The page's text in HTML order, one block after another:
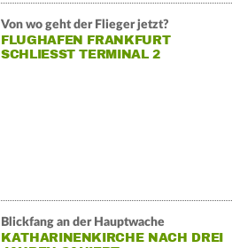
Von wo geht der Flieger jetzt?
FLUGHAFEN FRANKFURT
SCHLIESST TERMINAL 2
Blickfang an der Hauptwache
KATHARINENKIRCHE NACH DREI